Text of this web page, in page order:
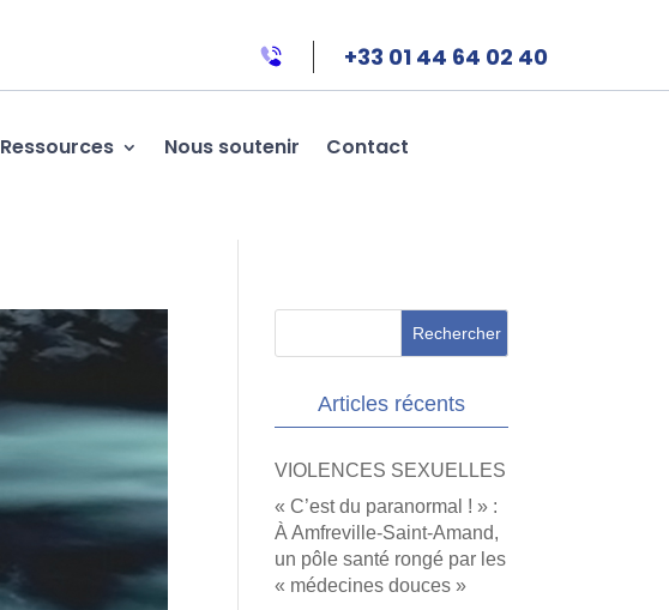
+33 01 44 64 02 40
Ressources Nous soutenir Contact
Articles récents
VIOLENCES SEXUELLES
« C’est du paranormal ! » :
À Amfreville-Saint-Amand,
un pôle santé rongé par les
« médecines douces »